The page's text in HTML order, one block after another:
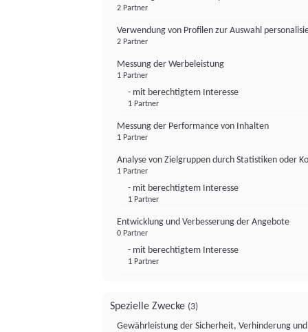
2 Partner
Verwendung von Profilen zur Auswahl
2 Partner
Messung der Werbeleistung
1 Partner
- mit berechtigtem Interesse
1 Partner
Messung der Performance von Inhalten
1 Partner
Analyse von Zielgruppen durch Statistiken oder
1 Partner
- mit berechtigtem Interesse
1 Partner
Entwicklung und Verbesserung der Angebote
0 Partner
- mit berechtigtem Interesse
1 Partner
Spezielle Zwecke (3)
Gewährleistung der Sicherheit, Verhinderung